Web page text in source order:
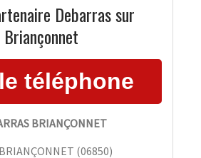
Debarras sur
Briançonnet
BRIANÇONNET
BRIANÇONNET (06850)